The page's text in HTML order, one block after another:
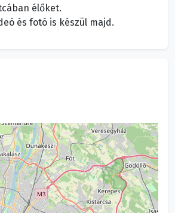
élőket.
és fotó is készül majd.